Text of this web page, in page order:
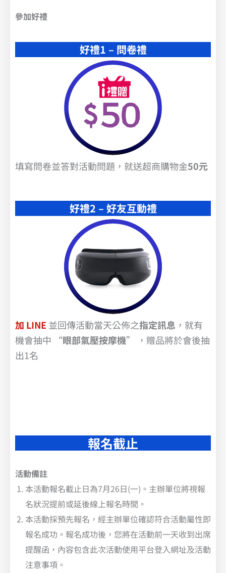
參加好禮
好禮1 – 問卷禮
填寫問卷並答對活動問題，就送超商購物金50元
好禮2 – 好友互動禮
加 LINE 並回傳活動當天公佈之指定訊息 ，就有
機會抽中 “眼部氣壓按摩機” ，贈品將於會後抽
出1名
報名截止
活動備註
本活動報名截止日為7月26日(一)。主辦單位將視報
名狀況提前或延後線上報名時間。
本活動採預先報名，經主辦單位確認符合活動屬性即
報名成功。報名成功後，您將在活動前一天收到出席
提醒函，內容包含此次活動使用平台登入網址及活動
注意事項。